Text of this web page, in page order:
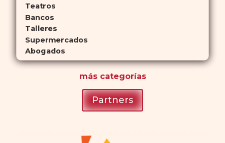
Teatros
Bancos
Talleres
Supermercados
Abogados
máscategorías
Partners